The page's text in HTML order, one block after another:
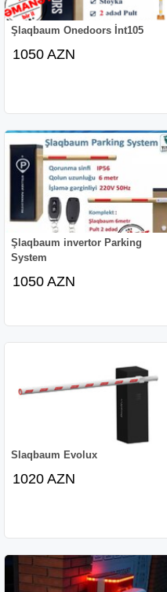
Şlaqbaum Onedoors İnt105
1050 AZN
Şlaqbaum invertor Parking
System
1050 AZN
Slaqbaum Evolux
1020 AZN